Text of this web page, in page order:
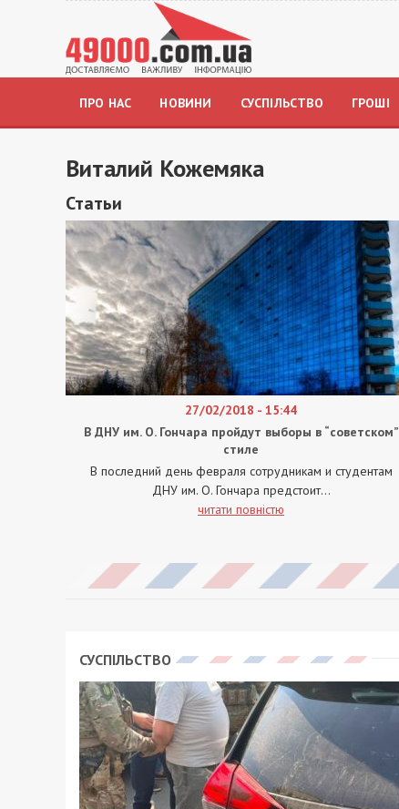
ПРО НАС НОВИНИ СУСПІЛЬСТВО ГРОШІ
Виталий Кожемяка
Статьи
27/02/2018 - 15:44
В ДНУ им. О. Гончара пройдут выборы в “советском”
стиле
В последний день февраля сотрудникам и студентам
ДНУ им. О. Гончара предстоит...
читати повністю
СУСПІЛЬСТВО